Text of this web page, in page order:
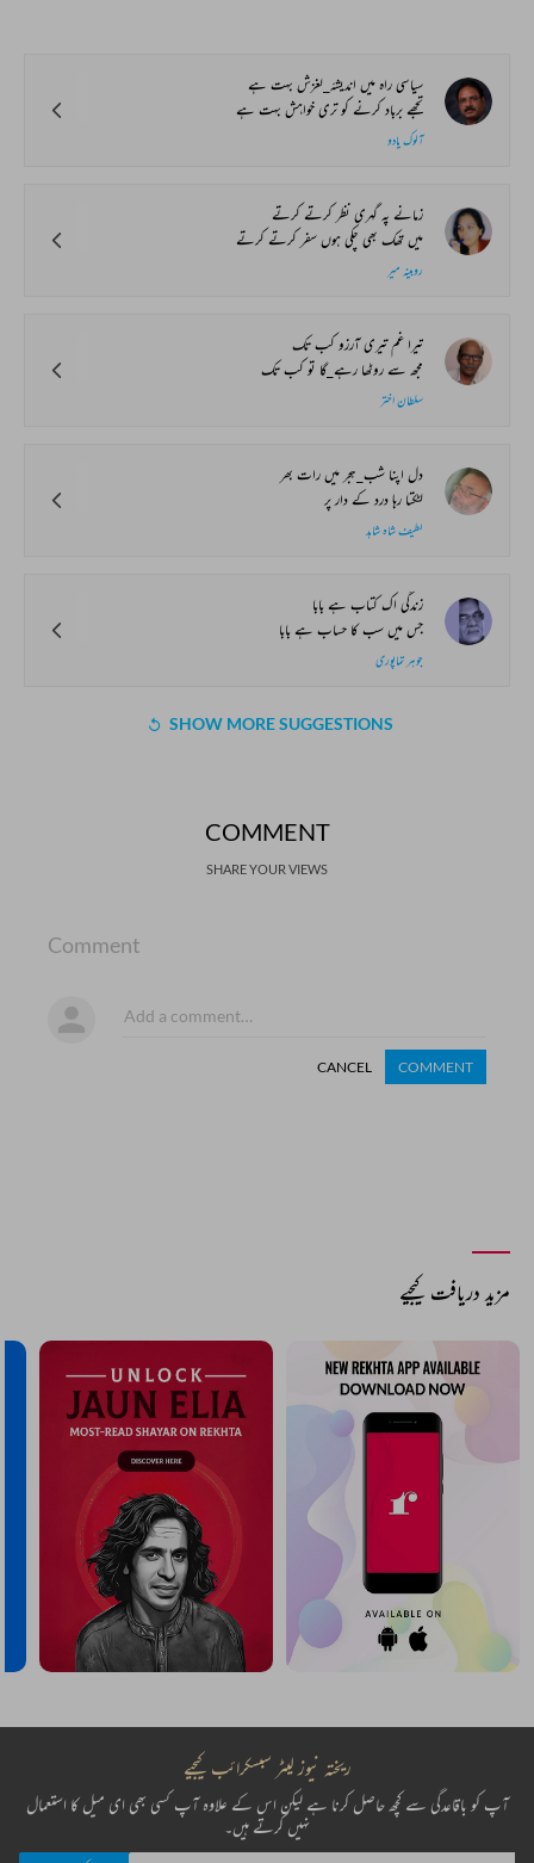
سیاسی راہ میں اندیشۂ_لغزش بہت ہے
تجھے برباد کرنے کو تری خواہش بہت ہے
آلوک یادو
زمانے پہ گہری نظر کرتے کرتے
میں تھک بھی چکی ہوں سفر کرتے کرتے
روبینہ میر
تیرا غم تیری آرزو کب تک
مجھ سے روٹھا رہے_گا تو کب تک
سلطان اختر
دل اپنا شب_ہجر میں رات بھر
لٹکتا رہا درد کے دار پر
لطیف شاہ شاہد
زندگی اک کتاب ہے بابا
جس میں سب کا حساب ہے بابا
جوہر تماپوری
SHOW MORE SUGGESTIONS
COMMENT
SHARE YOUR VIEWS
Comment
CANCEL COMMENT
مزید دریافت کیجیے
ریختہ نیوز لیٹر سبسکرائب کیجیے
آپ کو باقاعدگی سے کچھ حاصل کرنا ہے لیکن اس کے علاوہ آپ کسی بھی ای میل کا استعمال
نہیں کرتے ہیں۔